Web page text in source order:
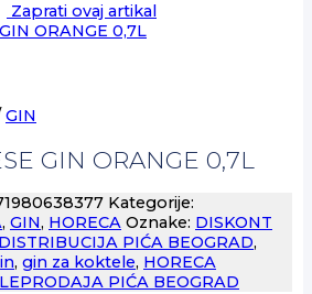
Zaprati ovaj artikal
GIN
GIN ORANGE 0,7L
Kategorije:
, GIN, HORECA Oznake: DISKONT
DISTRIBUCIJA PIĆA BEOGRAD,
, gin za koktele, HORECA
PIĆA BEOGRAD